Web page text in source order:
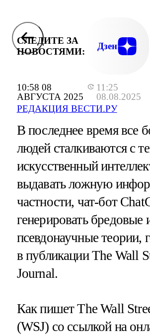
10:58 08
АВГУСТА 2025
11:25
08.08.2025
РЕДАКЦИЯ ВЕСТИ.РУ
СЛЕДИТЕ ЗА
НОВОСТЯМИ:
Дзен
В последнее время все
людей сталкиваются с
искусственный
выдавать ложную
частности, чат-бот
генерировать бредовые
псевдонаучные теории,
в публикации The Wall
Journal.
Как пишет The Wall
(WSJ) со ссылкой на